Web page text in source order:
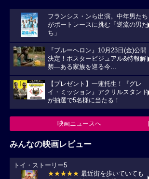
フランシス・ンら出演。中年男たち
がボートレースに挑む「逆流の男た
ち」
『ブルーヘロン』10月23日(金)公開
決定！ポスタービジュアル&特報解
禁―ある家族を巡る今...
【プレゼント】一蓮托生！『グレ
イ・ミッション』アクリルスタンド
が抽選で5名様に当たる！
映画ニュースへ
みんなの映画レビュー
トイ・ストーリー5
★★★★★ 最近街を歩いていても